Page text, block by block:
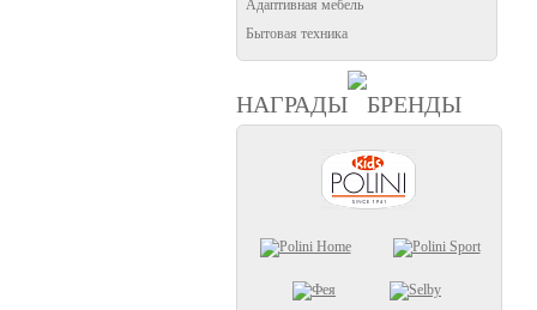
Адаптивная мебель
Бытовая техника
НАГРАДЫ БРЕНДЫ